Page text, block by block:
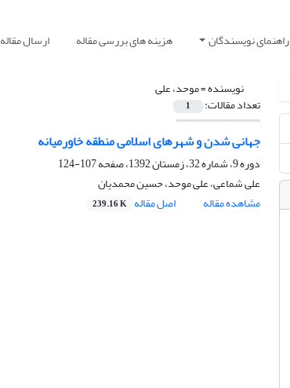
راهنمای نویسندگان هزینه های بررسی مقاله ارسال مقاله
نویسنده =موحد، علی
تعداد مقالات: 1
جهانی شدن و شهرهای اسلامی منطقه خاورمیانه
دوره 9، شماره 32، زمستان 1392، صفحه
107-124
علی شماعی، علی موحد، حسین محمدیان
مشاهده مقاله
اصل مقاله 239.16 K